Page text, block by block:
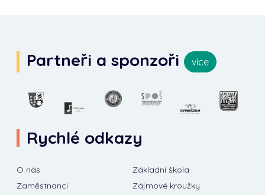
Partneři a sponzoři více
Rychlé odkazy
O nás
Základní škola
Zaměstnanci
Zájmové kroužky